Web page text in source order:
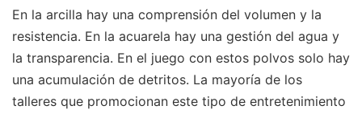
En la arcilla hay una comprensión del volumen y la
resistencia. En la acuarela hay una gestión del agua y
la transparencia. En el juego con estos polvos solo hay
una acumulación de detritos. La mayoría de los
talleres que promocionan este tipo de entretenimiento